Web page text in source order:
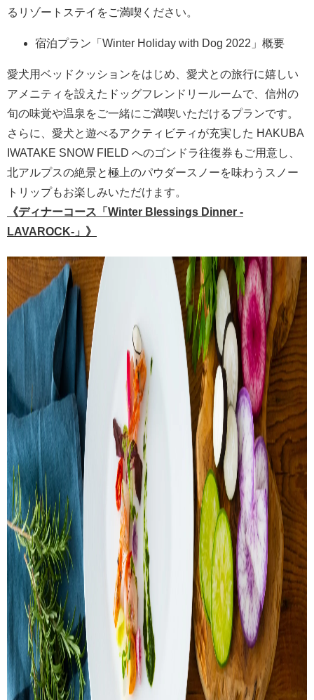
るリゾートステイをご満喫ください。
宿泊プラン「Winter Holiday with Dog 2022」概要
愛犬用ベッドクッションをはじめ、愛犬との旅行に嬉しい
アメニティを設えたドッグフレンドリールームで、信州の
旬の味覚や温泉をご一緒にご満喫いただけるプランです。
さらに、愛犬と遊べるアクティビティが充実した HAKUBA
IWATAKE SNOW FIELD へのゴンドラ往復券もご用意し、
北アルプスの絶景と極上のパウダースノーを味わうスノー
トリップもお楽しみいただけます。
《ディナーコース「Winter Blessings Dinner -
LAVAROCK-」》